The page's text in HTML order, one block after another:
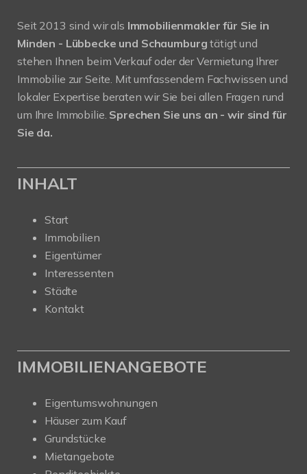
Seit 2013 sind wir als Immobilienmakler für Sie in
Minden - Lübbecke und Schaumburgtätigt und
stehen Ihnen beim Verkauf oder der Vermietung Ihrer
Immobilie zur Seite. Mit umfassendem Fachwissen und
lokaler Expertise beraten wir Sie bei allen Fragen rund
um Ihre Immobilie. Sprechen Sie uns an - wir sind für
Sie da.
INHALT
Start
Immobilien
Eigentümer
Interessenten
Städte
Kontakt
IMMOBILIENANGEBOTE
Eigentumswohnungen
Häuser zum Kauf
Grundstücke
Mietangebote